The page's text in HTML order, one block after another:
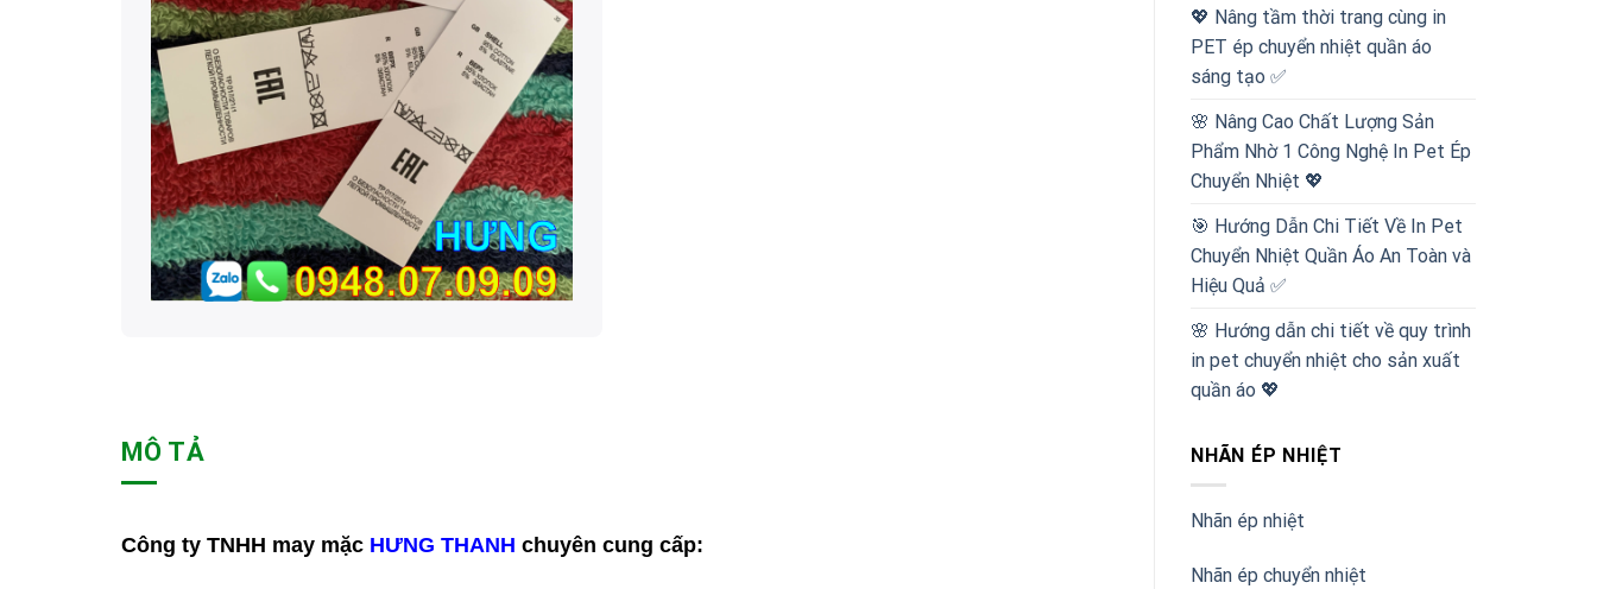
💖 Nâng tầm thời trang cùng in
PET ép chuyển nhiệt quần áo
sáng tạo ✅
🌸 Nâng Cao Chất Lượng Sản
Phẩm Nhờ 1 Công Nghệ In Pet Ép
Chuyển Nhiệt 💖
🎯 Hướng Dẫn Chi Tiết Về In Pet
Chuyển Nhiệt Quần Áo An Toàn và
Hiệu Quả ✅
🌸 Hướng dẫn chi tiết về quy trình
in pet chuyển nhiệt cho sản xuất
quần áo 💖
NHÃN ÉP NHIỆT
Nhãn ép nhiệt
Nhãn ép chuyển nhiệt
MÔ TẢ
Công ty TNHH may mặc HƯNG THANH chuyên cung cấp: